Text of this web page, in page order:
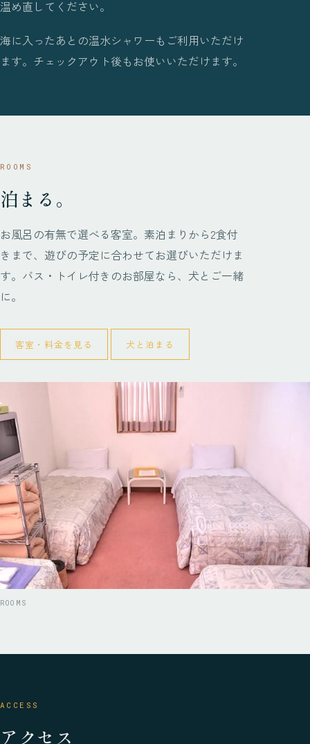
温め直してください。
海に入ったあとの温水シャワーもご利用いただけ
ます。チェックアウト後もお使いいただけます。
ROOMS
泊まる。
お風呂の有無で選べる客室。素泊まりから2食付
きまで、遊びの予定に合わせてお選びいただけま
す。バス・トイレ付きのお部屋なら、犬とご一緒
に。
客室・料金を見る 犬と泊まる
ROOMS
ACCESS
アクセス